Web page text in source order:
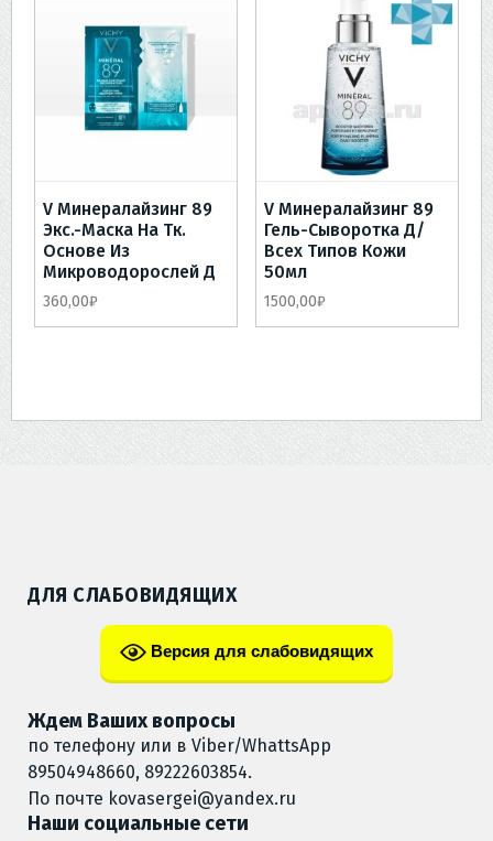
V Минералайзинг 89
Экс.-Маска На Тк.
Основе Из
Микроводорослей Д
360,00₽
V Минералайзинг 89
Гель-Сыворотка Д/
Всех Типов Кожи
50мл
1500,00₽
ДЛЯ СЛАБОВИДЯЩИХ
Версия для слабовидящих
Ждем Ваших вопросы
по телефону или в Viber/WhattsApp
89504948660, 89222603854.
По почте kovasergei@yandex.ru
Наши социальные сети